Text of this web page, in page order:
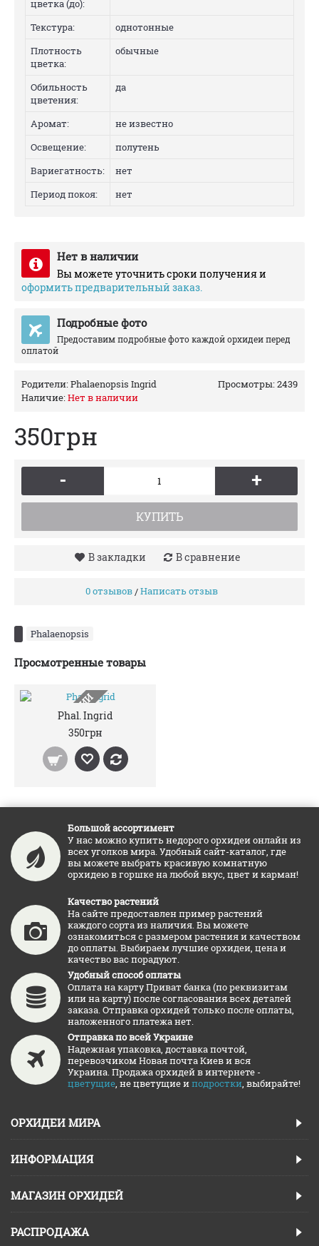
цветка (до):
Текстура:
однотонные
Плотность
цветка:
обычные
Обильность
цветения:
да
Аромат:
не известно
Освещение:
полутень
Вариегатность:
нет
Период покоя:
нет
Нет в наличии
Вы можете уточнить сроки получения и
оформить предварительный заказ.
Подробные фото
Предоставим подробные фото каждой орхидеи перед
оплатой
Просмотры: 2439
Родители:Phalaenopsis Ingrid
Наличие:Нет в наличии
350грн
- +
КУПИТЬ
В закладки В сравнение
0 отзывов/Написать отзыв
Phalaenopsis
Просмотренные товары
НЕТ В НАЛИЧИИ
Phal. Ingrid
350грн
Большой ассортимент
У нас можно купить недорого орхидеи онлайн из
всех уголков мира. Удобный сайт-каталог, где
вы можете выбрать красивую комнатную
орхидею в горшке на любой вкус, цвет и карман!
Качество растений
На сайте предоставлен пример растений
каждого сорта из наличия. Вы можете
ознакомиться с размером растения и качеством
до оплаты. Выбираем лучшие орхидеи, цена и
качество вас порадуют.
Удобный способ оплаты
Оплата на карту Приват банка (по реквизитам
или на карту) после согласования всех деталей
заказа. Отправка орхидей только после оплаты,
наложенного платежа нет.
Отправка по всей Украине
Надежная упаковка, доставка почтой,
перевозчиком Новая почта Киев и вся
Украина. Продажа орхидей в интернете -
цветущие, не цветущие иподростки, выбирайте!
ОРХИДЕИ МИРА
ИНФОРМАЦИЯ
МАГАЗИН ОРХИДЕЙ
РАСПРОДАЖА